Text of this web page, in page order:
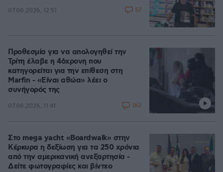
07.08.2026, 12:51 57
Προθεσμία για να απολογηθεί την
Τρίτη έλαβε η 46χρονη που
κατηγορείται για την επίθεση στη
Marfin - «Είναι αθώα» λέει ο
συνήγορός της
07.08.2026, 11:41 163
Στο mega yacht «Boardwalk» στην
Κέρκυρα η δεξίωση για τα 250 χρόνια
από την αμερικανική ανεξαρτησία -
Δείτε φωτογραφίες και βίντεο